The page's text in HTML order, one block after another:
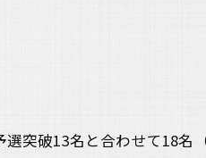
突破13名と合わせて18